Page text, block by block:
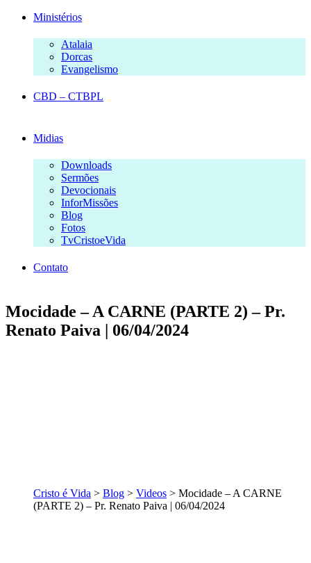
Ministérios
Atalaia
Dorcas
Evangelismo
CBD – CTBPL
Midias
Downloads
Sermões
Devocionais
InforMissões
Blog
Fotos
TvCristoeVida
Contato
Mocidade – A CARNE (PARTE 2) – Pr.
Renato Paiva | 06/04/2024
Cristo é Vida > Blog > Videos > Mocidade – A CARNE
(PARTE 2) – Pr. Renato Paiva | 06/04/2024